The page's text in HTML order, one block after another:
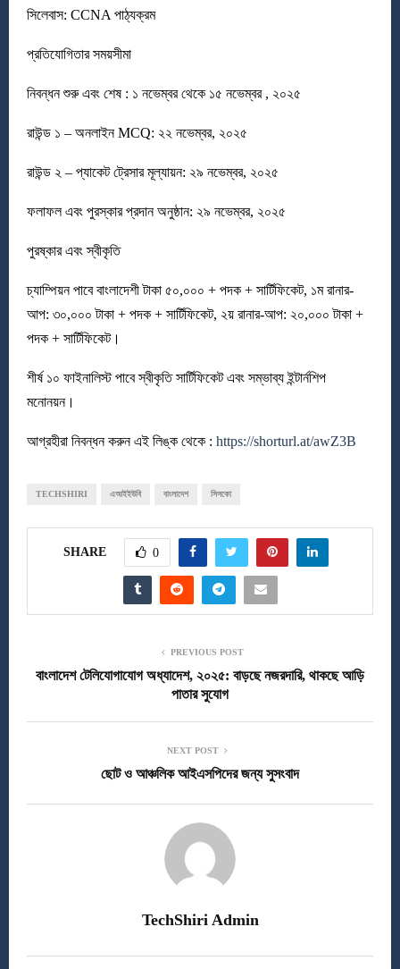
সিলেবাস: CCNA পাঠ্যক্রম
প্রতিযোগিতার সময়সীমা
নিবন্ধন শুরু এবং শেষ : ১ নভেম্বর থেকে ১৫ নভেম্বর , ২০২৫
রাউন্ড ১ – অনলাইন MCQ: ২২ নভেম্বর, ২০২৫
রাউন্ড ২ – প্যাকেট ট্রেসার মূল্যায়ন: ২৯ নভেম্বর, ২০২৫
ফলাফল এবং পুরস্কার প্রদান অনুষ্ঠান: ২৯ নভেম্বর, ২০২৫
পুরষ্কার এবং স্বীকৃতি
চ্যাম্পিয়ন পাবে বাংলাদেশী টাকা ৫০,০০০ + পদক + সার্টিফিকেট, ১ম রানার-
আপ: ৩০,০০০ টাকা + পদক + সার্টিফিকেট, ২য় রানার-আপ: ২০,০০০ টাকা +
পদক + সার্টিফিকেট।
শীর্ষ ১০ ফাইনালিস্ট পাবে স্বীকৃতি সার্টিফিকেট এবং সম্ভাব্য ইন্টার্নশিপ
মনোনয়ন।
আগ্রহীরা নিবন্ধন করুন এই লিঙ্ক থেকে : https://shorturl.at/awZ3B
TECHSHIRI এআইইউবি বাংলাদেশ সিসকো
SHARE 0
PREVIOUS POST
বাংলাদেশ টেলিযোগাযোগ অধ্যাদেশ, ২০২৫: বাড়ছে নজরদারি, থাকছে আড়ি
পাতার সুযোগ
NEXT POST
ছোট ও আঞ্চলিক আইএসপিদের জন্য সুসংবাদ
TechShiri Admin